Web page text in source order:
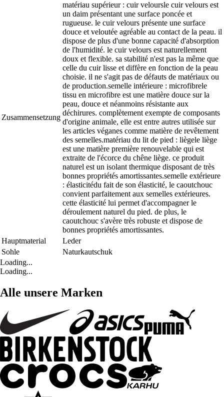
Zusammensetzung
matériau supérieur : cuir veloursle cuir velours est
un daim présentant une surface poncée et
rugueuse. le cuir velours présente une surface
douce et veloutée agréable au contact de la peau. il
dispose de plus d'une bonne capacité d'absorption
de l'humidité. le cuir velours est naturellement
doux et flexible. sa stabilité n'est pas la même que
celle du cuir lisse et diffère en fonction de la peau
choisie. il ne s'agit pas de défauts de matériaux ou
de production.semelle intérieure : microfibrele
tissu en microfibre est une matière douce sur la
peau, douce et néanmoins résistante aux
déchirures. complètement exempte de composants
d'origine animale, elle est entre autres utilisée sur
les articles véganes comme matière de revêtement
des semelles.matériau du lit de pied : liègele liège
est une matière première renouvelable qui est
extraite de l'écorce du chêne liège. ce produit
naturel est un isolant thermique disposant de très
bonnes propriétés amortissantes.semelle extérieure
: élasticitédu fait de son élasticité, le caoutchouc
convient parfaitement aux semelles extérieures.
cette élasticité lui permet d'accompagner le
déroulement naturel du pied. de plus, le
caoutchouc s'avère très robuste et dispose de
bonnes propriétés amortissantes.
Hauptmaterial
Leder
Sohle
Naturkautschuk
Loading...
Loading...
Alle unsere Marken